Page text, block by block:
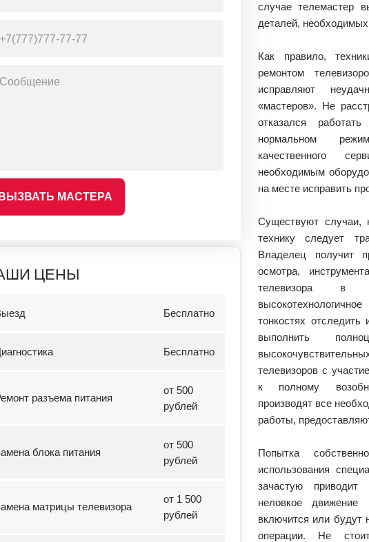
ВЫЗВАТЬ МАСТЕРА
ЦЕНЫ
Бесплатно
Бесплатно
разъема питания
от 500
рублей
блока питания
от 500
рублей
матрицы телевизора
от 1 500
рублей
случае телемастер
деталей,
Как правило,
ремонтом
исправляют
«мастеров». Не
отказался
нормальном
качественного
необходимым
на месте исправить
Существуют случаи,
технику следует
Владелец получит
осмотра,
телевизора в
тонкостях отследить
выполнить
телевизоров с
к полному
производят все
работы,
Попытка
использования
зачастую
неловкое
включится или будут
операции. Не